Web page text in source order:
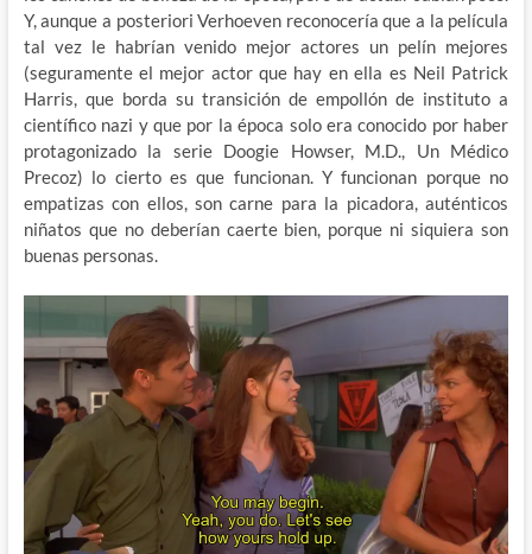
Y, aunque a posteriori Verhoeven reconocería que a la película
tal vez le habrían venido mejor actores un pelín mejores
(seguramente el mejor actor que hay en ella es Neil Patrick
Harris, que borda su transición de empollón de instituto a
científico nazi y que por la época solo era conocido por haber
protagonizado la serie Doogie Howser, M.D., Un Médico
Precoz) lo cierto es que funcionan. Y funcionan porque no
empatizas con ellos, son carne para la picadora, auténticos
niñatos que no deberían caerte bien, porque ni siquiera son
buenas personas.